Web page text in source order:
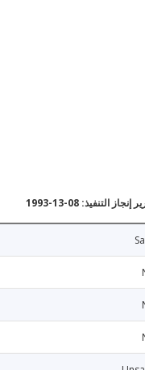
التنفيذ: 08-13-1993